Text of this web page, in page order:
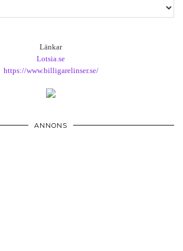
Länkar
Lotsia.se
https://www.billigarelinser.se/
ANNONS